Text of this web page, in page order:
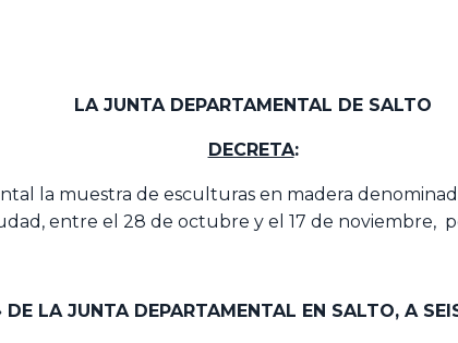
LA JUNTA DEPARTAMENTAL DE SALTO
DECRETA:
la muestra de esculturas en madera
entre el 28 de octubre y el 17 de noviembre,
LA JUNTA DEPARTAMENTAL EN SALTO, A